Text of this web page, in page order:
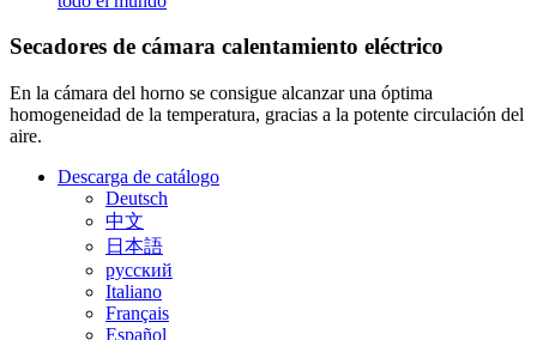
Secadores de cámara calentamiento eléctrico
En la cámara del horno se consigue alcanzar una óptima
homogeneidad de la temperatura, gracias a la potente circulación del
aire.
Descarga de catálogo
Deutsch
中文
日本語
русский
Italiano
Français
Español